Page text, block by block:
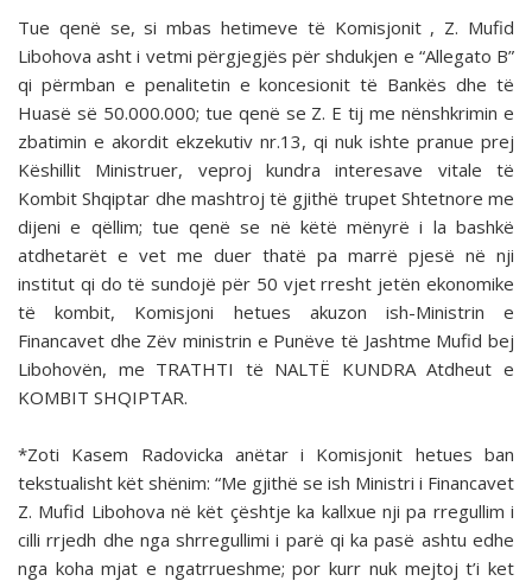
Tue qenë se, si mbas hetimeve të Komisjonit , Z. Mufid
Libohova asht i vetmi përgjegjës për shdukjen e “Allegato B”
qi përmban e penalitetin e koncesionit të Bankës dhe të
Huasë së 50.000.000; tue qenë se Z. E tij me nënshkrimin e
zbatimin e akordit ekzekutiv nr.13, qi nuk ishte pranue prej
Këshillit Ministruer, veproj kundra interesave vitale të
Kombit Shqiptar dhe mashtroj të gjithë trupet Shtetnore me
dijeni e qëllim; tue qenë se në këtë mënyrë i la bashkë
atdhetarët e vet me duer thatë pa marrë pjesë në nji
institut qi do të sundojë për 50 vjet rresht jetën ekonomike
të kombit, Komisjoni hetues akuzon ish-Ministrin e
Financavet dhe Zëv ministrin e Punëve të Jashtme Mufid bej
Libohovën, me TRATHTI të NALTË KUNDRA Atdheut e
KOMBIT SHQIPTAR.
*Zoti Kasem Radovicka anëtar i Komisjonit hetues ban
tekstualisht kët shënim: “Me gjithë se ish Ministri i Financavet
Z. Mufid Libohova në kët çështje ka kallxue nji pa rregullim i
cilli rrjedh dhe nga shrregullimi i parë qi ka pasë ashtu edhe
nga koha mjat e ngatrrueshme; por kurr nuk mejtoj t’i ket